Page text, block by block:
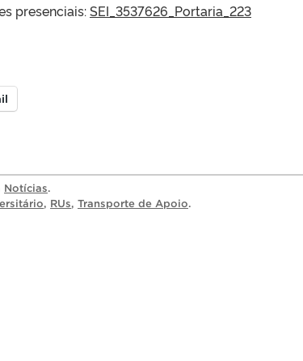
presenciais:SEI_3537626_Portaria_223
Notícias.
, RUs, Transporte de Apoio.